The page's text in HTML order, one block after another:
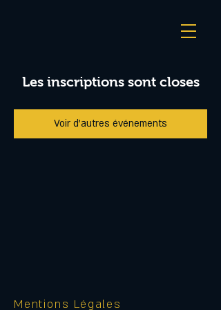
Les inscriptions sont closes
Voir d'autres événements
Mentions Légales